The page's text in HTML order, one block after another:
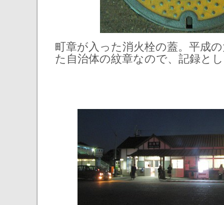
町章が入った消火栓の蓋。平成
た自治体の紋章なので、記録と